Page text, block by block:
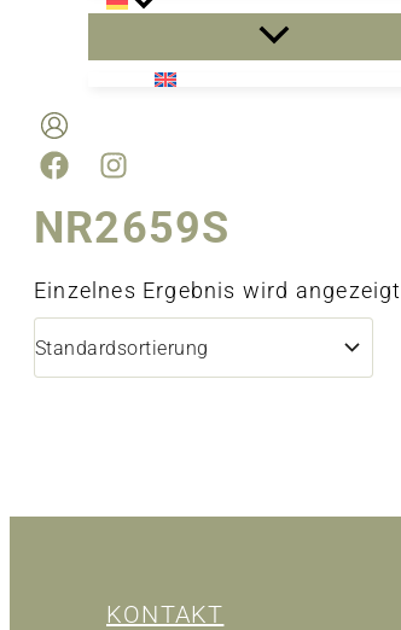
NR2659S
Einzelnes Ergebnis wird angezeigt
Ring
KONTAKT